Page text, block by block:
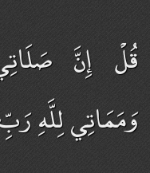
قُلْ إِنَّ
وَمَمَاتِي لِلَّهِ